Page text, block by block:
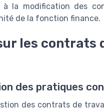
à la modification des
de la fonction finance.
les contrats
des pratiques
des contrats de